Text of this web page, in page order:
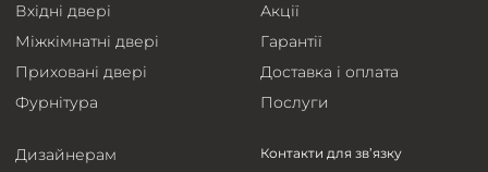
Вхідні двері
Міжкімнатні двері
Приховані двері
Фурнітура
Акції
Гарантії
Доставка і оплата
Послуги
Дизайнерам
Контакти для зв’язку